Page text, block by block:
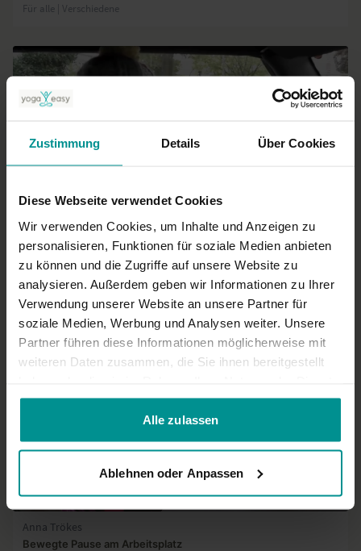
Zustimmung Details Über Cookies
Diese Webseite verwendet Cookies
Wir verwenden Cookies, um Inhalte und Anzeigen zu
personalisieren, Funktionen für soziale Medien anbieten
zu können und die Zugriffe auf unsere Website zu
analysieren. Außerdem geben wir Informationen zu Ihrer
Verwendung unserer Website an unsere Partner für
soziale Medien, Werbung und Analysen weiter. Unsere
Partner führen diese Informationen möglicherweise mit
weiteren Daten zusammen, die Sie ihnen bereitgestellt
gesammelt haben.
Alle zulassen
Ablehnen oder Anpassen
Für alle | Verschiedene
Petra Orzech
Kleine Yogapause im Auto
Für alle | Hatha Yoga
15:43
Anna Trökes
Bewegte Pause am Arbeitsplatz